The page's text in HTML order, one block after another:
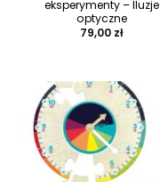
eksperymenty – Iluzje
optyczne
79,00 zł